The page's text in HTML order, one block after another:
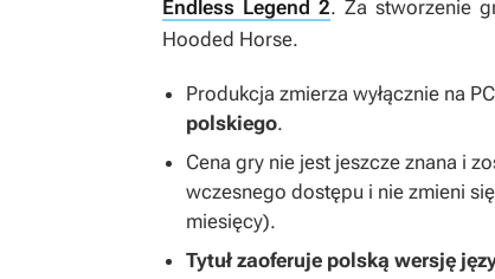
Endless Legend 2. Za stworzenie
Hooded Horse.
Produkcja zmierza wyłącznie na
polskiego.
Cena gry nie jest jeszcze znana i
wczesnego dostępu i nie zmieni
miesięcy).
Tytuł zaoferuje polską wersję